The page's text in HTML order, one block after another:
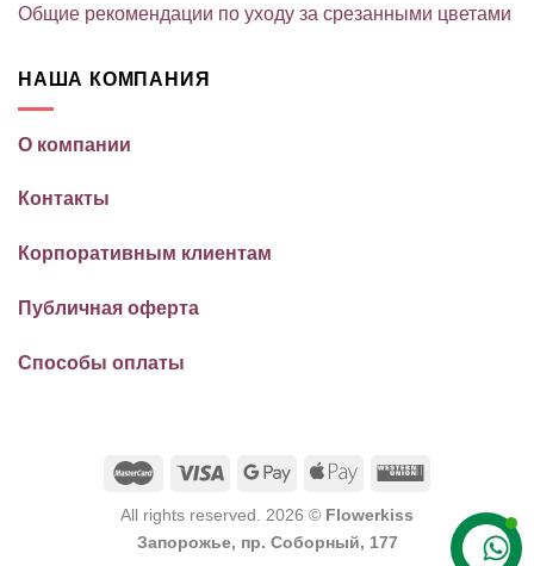
Общие рекомендации по уходу за срезанными цветами
НАША КОМПАНИЯ
О компании
Контакты
Корпоративным клиентам
Публичная оферта
Способы оплаты
All rights reserved. 2026 © Flowerkiss
Запорожье, пр. Соборный, 177